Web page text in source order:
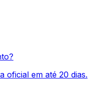
oficial em até 20 dias.